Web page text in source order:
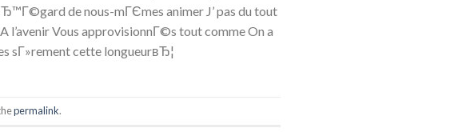
de nous-mГЄmes animer J’ pas du tout
Vous approvisionnГ©s tout comme On a
sГ»rement cette longueurвЂ¦
permalink.